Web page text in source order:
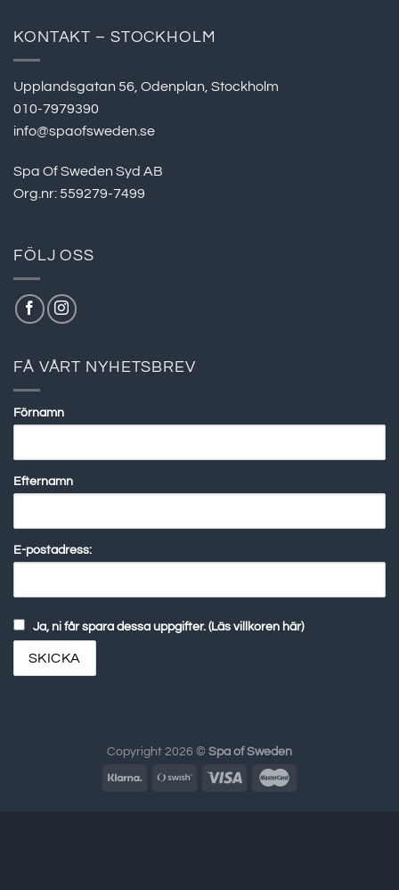
KONTAKT – STOCKHOLM
Upplandsgatan 56, Odenplan, Stockholm
010-7979390
info@spaofsweden.se
Spa Of Sweden Syd AB
Org.nr: 559279-7499
FÖLJ OSS
FÅ VÅRT NYHETSBREV
Förnamn
Efternamn
E-postadress:
Ja, ni får spara dessa uppgifter. (Läs villkoren här)
Copyright 2026 © Spa of Sweden